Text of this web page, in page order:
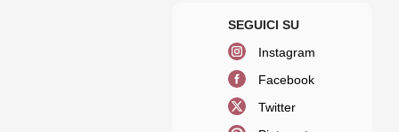
Instagram
Facebook
Twitter